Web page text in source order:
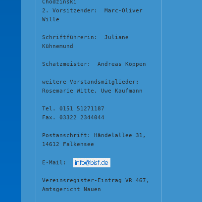
Chodzinski
2. Vorsitzender:  Marc-Oliver
Wille
Schriftführerin:  Juliane
Kühnemund
Schatzmeister:  Andreas Köppen
weitere Vorstandsmitglieder:
Rosemarie Witte, Uwe Kaufmann
Tel. 0151 51271187
Fax. 03322 2344044
Postanschrift: Händelallee 31,
14612 Falkensee
E-Mail:
Vereinsregister-Eintrag VR 467,
Amtsgericht Nauen